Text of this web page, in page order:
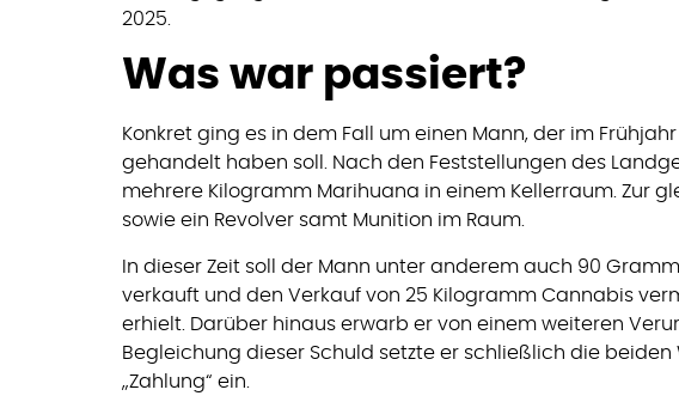
2025.
Was war passiert?
Konkret ging es in dem Fall um einen Mann, der im
gehandelt haben soll. Nach den Feststellungen des
mehrere Kilogramm Marihuana in einem Kellerraum. Zur
sowie ein Revolver samt Munition im Raum.
In dieser Zeit soll der Mann unter anderem auch 90
verkauft und den Verkauf von 25 Kilogramm Cannabis
erhielt. Darüber hinaus erwarb er von einem weiteren
Begleichung dieser Schuld setzte er schließlich die beiden
„Zahlung“ ein.